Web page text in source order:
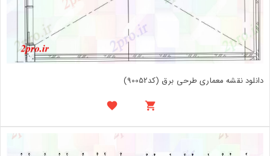
دانلود نقشه معماری طرحی برق (کد90052)